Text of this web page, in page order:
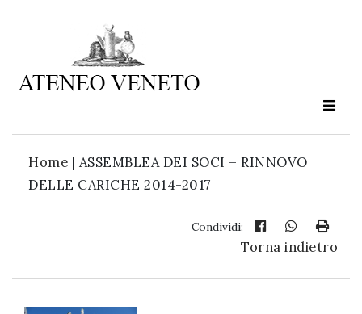
Home | ASSEMBLEA DEI SOCI – RINNOVO
DELLE CARICHE 2014-2017
Condividi:
Torna indietro
Ateneo
è
cultura